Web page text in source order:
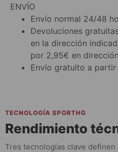
ENVÍO
Envío normal 24/48
Devoluciones
en la dirección
por 2,95€ en
Envío gratuito a
TECNOLOGÍA SPORTHG
Rendimiento
Tres tecnologías clave